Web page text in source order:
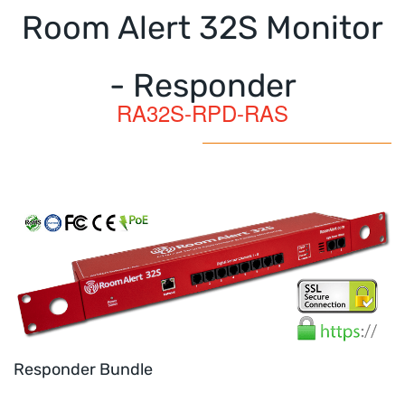
Room Alert 32S Monitor
- Responder
RA32S-RPD-RAS
Responder Bundle